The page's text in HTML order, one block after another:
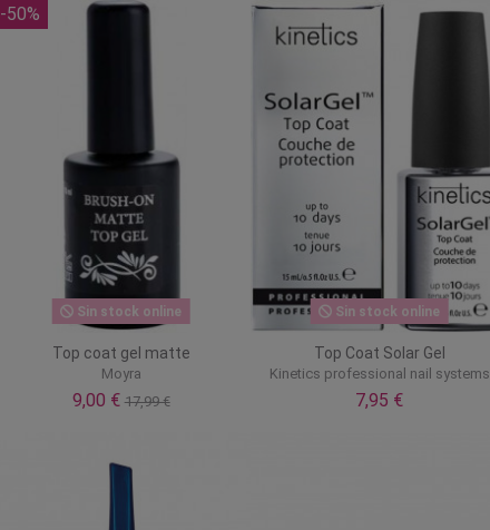
-50%
Sin stock online
Top coat gel matte
Moyra
9,00 € 17,99 €
Sin stock online
Top Coat Solar Gel
Kinetics professional nail systems
7,95 €